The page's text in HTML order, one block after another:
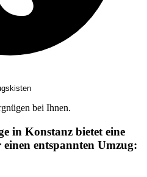
bei Ihnen.
in Konstanz bietet eine
entspannten Umzug: